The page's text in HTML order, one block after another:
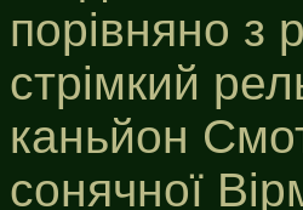
порівняно з
стрімкий
каньйон
сонячної